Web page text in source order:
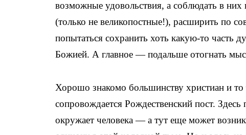
возможные удовольствия, а соблюдать в
(только не великопостные!), расширить по
попытаться сохранить хоть какую-то часть
Божией. А главное — подальше отогнать
Хорошо знакомо большинству христиан и
сопровождается Рождественский пост.
окружает человека — а тут еще может